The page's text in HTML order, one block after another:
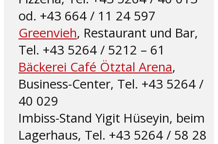
od. +43 664 / 11 24 597
Greenvieh, Restaurant und Bar,
Tel. +43 5264 / 5212 – 61
Bäckerei Café Ötztal Arena,
Business-Center, Tel. +43 5264 /
40 029
Imbiss-Stand Yigit Hüseyin, beim
Lagerhaus, Tel. +43 5264 / 58 28